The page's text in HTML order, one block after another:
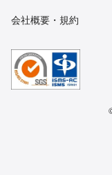
会社概要・規約